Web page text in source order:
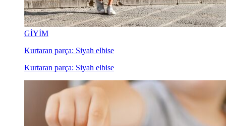
GİYİM
Kurtaran parça: Siyah elbise
Kurtaran parça: Siyah elbise